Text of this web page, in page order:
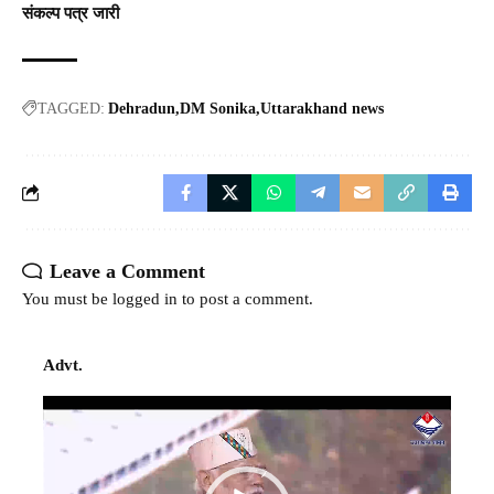
संकल्प पत्र जारी
TAGGED: Dehradun DM Sonika Uttarakhand news
Leave a Comment
You must be logged in to post a comment.
Advt.
Video